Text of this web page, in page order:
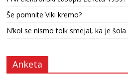
Še pomnite Viki kremo?
N’kol se nismo tolk smejal, ka je
Anketa